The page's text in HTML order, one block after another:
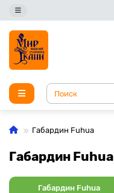
Габардин Fuhua
Габардин Fuhua
Габардин Fuhua